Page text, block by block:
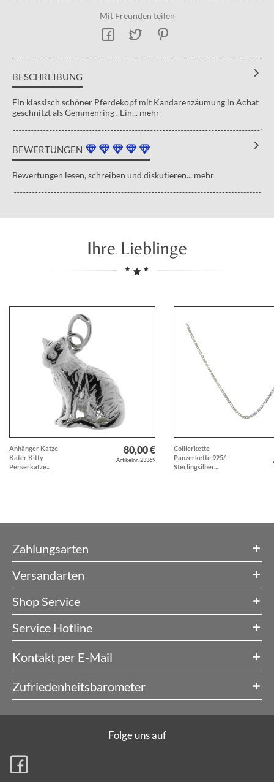
Mit Freunden teilen
BESCHREIBUNG
Ein klassisch schöner Pferdekopf mit Kandarenzäumung in Achat
geschnitzt als Gemmenring . Ein... mehr
BEWERTUNGEN
Bewertungen lesen, schreiben und diskutieren... mehr
Ihre Lieblinge
Anhänger Katze
Kater Kitty
Perserkatze...
80,00 €
Artikelnr. 23369
Collierkette
Panzerkette 925/-
Sterlingsilber...
Zahlungsarten
Versandarten
Shop Service
Service Hotline
Kontakt per E-Mail
Zufriedenheitsbarometer
Folge uns auf